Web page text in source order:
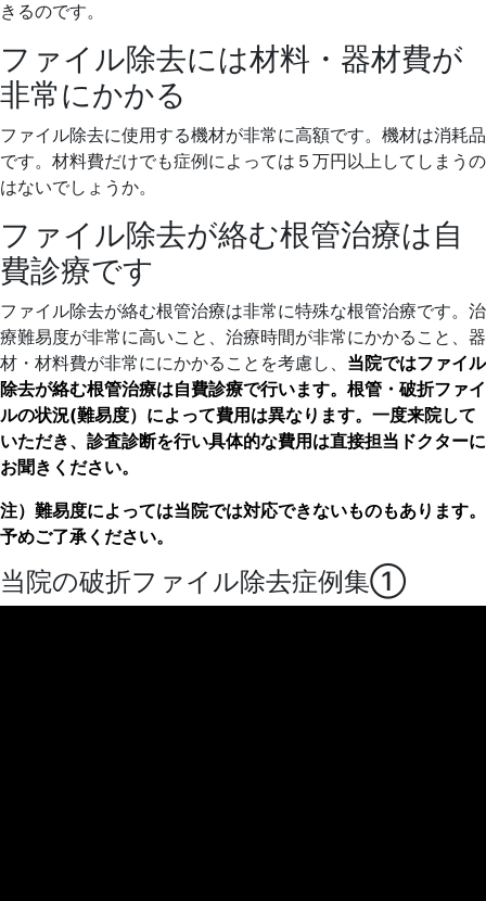
きるのです。
ファイル除去には材料・器材費が
非常にかかる
ファイル除去に使用する機材が非常に高額です。機材は消耗品
です。材料費だけでも症例によっては５万円以上してしまうの
はないでしょうか。
ファイル除去が絡む根管治療は自
費診療です
ファイル除去が絡む根管治療は非常に特殊な根管治療です。治
療難易度が非常に高いこと、治療時間が非常にかかること、器
材・材料費が非常ににかかることを考慮し、 当院ではファイル
除去が絡む根管治療は自費診療で行います。根管・破折ファイ
ルの状況(難易度）によって費用は異なります。一度来院して
いただき、診査診断を行い具体的な費用は直接担当ドクターに
お聞きください。
注）難易度によっては当院では対応できないものもあります。
予めご了承ください。
当院の破折ファイル除去症例集①